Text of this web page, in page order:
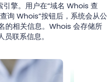
擎。用户在“域名 Whois 查
询 Whois”按钮后，系统会从公
的相关信息。Whois 会存储所
联系信息。